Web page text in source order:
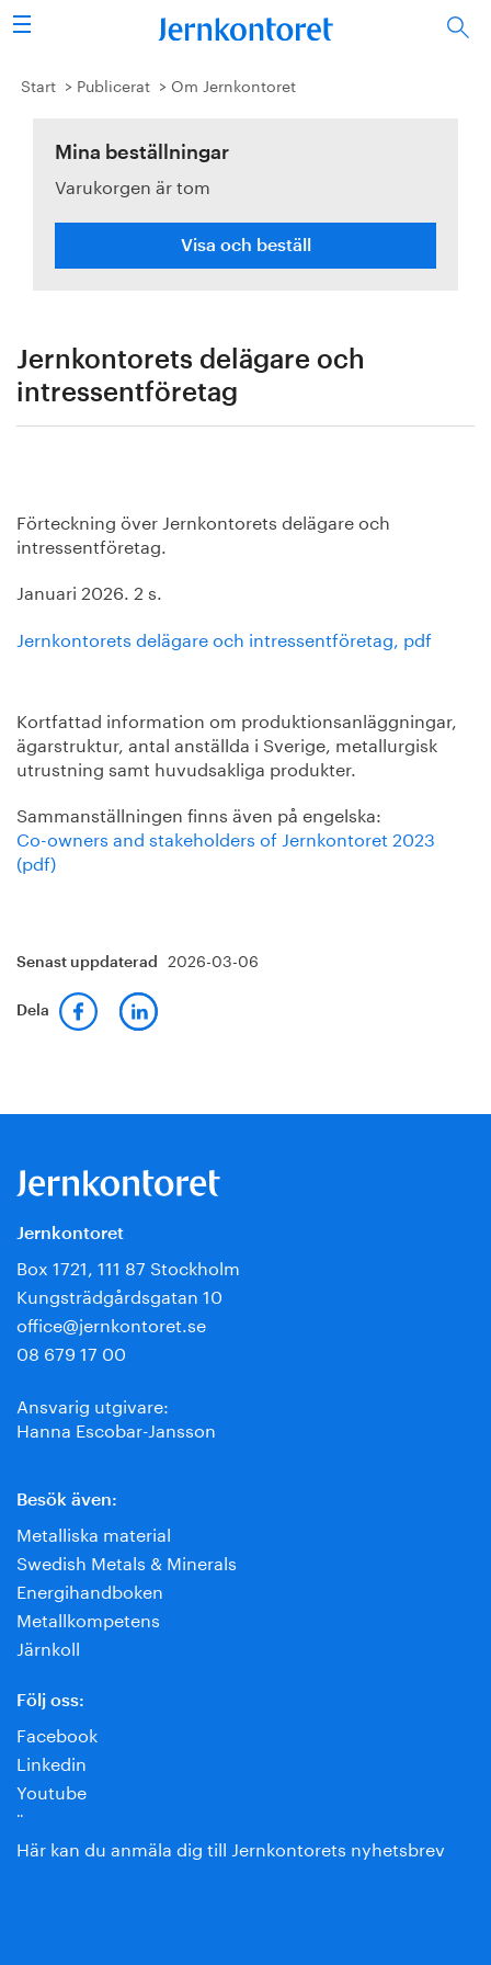
Sök
Stålindustrin
Vision 2050
Forskning/utbildning
Publicerat
Start Publicerat Om Jernkontoret
Mina beställningar
Varukorgen är tom
Visa och beställ
Jernkontorets delägare och
intressentföretag
Förteckning över Jernkontorets delägare och
intressentföretag.
Januari 2026. 2 s.
Jernkontorets delägare och intressentföretag, pdf
Kortfattad information om produktionsanläggningar,
ägarstruktur, antal anställda i Sverige, metallurgisk
utrustning samt huvudsakliga produkter.
Sammanställningen finns även på engelska:
Co-owners and stakeholders of Jernkontoret 2023
(pdf)
Senast uppdaterad 2026-03-06
Dela
Jernkontoret
Box 1721, 111 87 Stockholm
Kungsträdgårdsgatan 10
office@jernkontoret.se
08 679 17 00
Ansvarig utgivare:
Hanna Escobar-Jansson
Besök även:
Metalliska material
Swedish Metals & Minerals
Energihandboken
Metallkompetens
Järnkoll
Följ oss:
Facebook
Linkedin
Youtube
¨
Här kan du anmäla dig till Jernkontorets nyhetsbrev